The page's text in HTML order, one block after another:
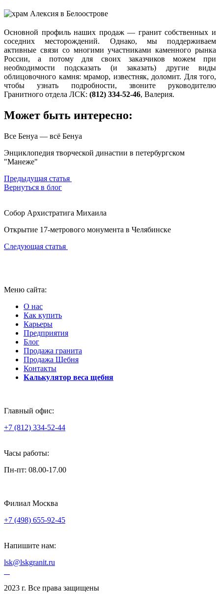
Основной профиль наших продаж — гранит собственных и
соседних месторождений. Однако, мы поддерживаем
активные связи со многими участниками каменного рынка
России, а потому для своих заказчиков можем при
необходимости подсказать (и заказать) другие виды
облицовочного камня: мрамор, известняк, доломит. Для того,
чтобы узнать подробности, звоните руководителю
Гранитного отдела ЛСК: (812) 334-52-46, Валерия.
Может быть интересно:
Все Бенуа — всё Бенуа
Энциклопедия творческой династии в петербургском
"Манеже"
Предыдущая статья
Вернуться в блог
Собор Архистратига Михаила
Открытие 17-метрового монумента в Челябинске
Следующая статья
Меню сайта:
О нас
Как купить
Карьеры
Предприятия
Блог
Продажа гранита
Продажа Щебня
Контакты
Калькулятор веса щебня
Главный офис:
+7 (812) 334-52-44
Часы работы:
Пн-пт: 08.00-17.00
Филиал Москва
+7 (498) 655-92-45
Напишите нам:
lsk@lskgranit.ru
2023 г. Все права защищены